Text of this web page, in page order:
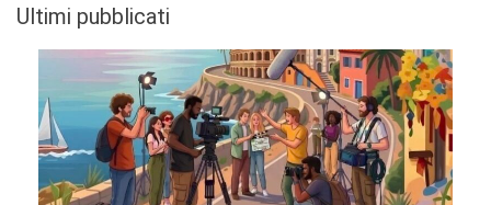
Ultimi pubblicati